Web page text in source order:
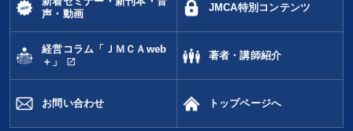
声・動画
JMCA特別コンテンツ
経営コラム「ＪＭＣＡweb
＋」
open_in_new
著者・講師紹介
お問い合わせ トップページへ